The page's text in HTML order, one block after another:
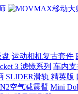
盘 运动相机复古套件
3 滤镜系列 车内
SLIDER滑轨 精英版
N2空气减震臂 Mini